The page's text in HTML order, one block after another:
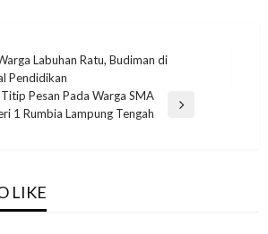
Labuhan Ratu, Budiman di
Pendidikan
Pesan Pada Warga SMA
1 Rumbia Lampung Tengah
LIKE